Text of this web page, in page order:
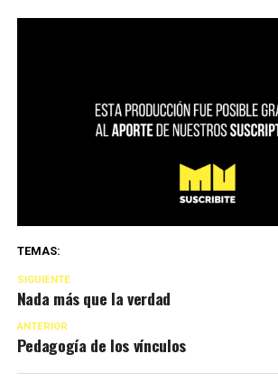
TEMAS:
SIGUIENTE
Nada más que la verdad
ANTERIOR
Pedagogía de los vínculos